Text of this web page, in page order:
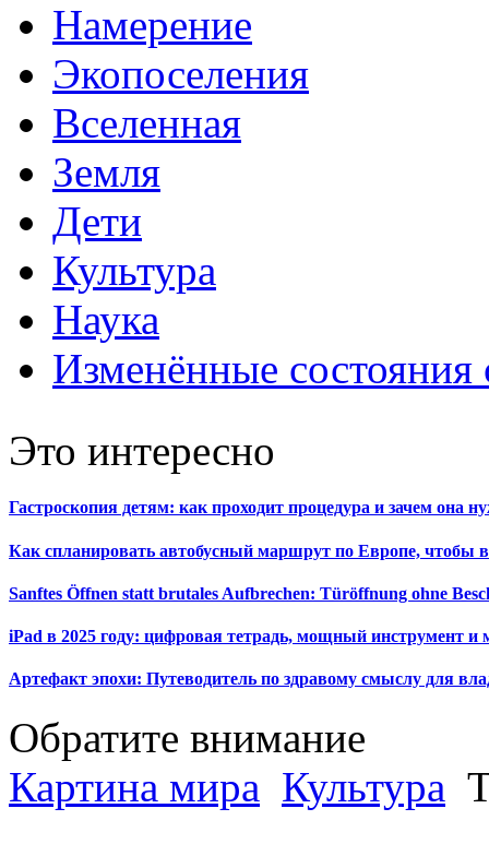
Намерение
Экопоселения
Вселенная
Земля
Дети
Культура
Наука
Изменённые состояния
Это интересно
Гастроскопия детям: как проходит процедура и зачем она
Как спланировать автобусный маршрут по Европе, чтобы
Sanftes Öffnen statt brutales Aufbrechen: Türöffnung ohne
iPad в 2025 году: цифровая тетрадь, мощный инструмент и
Артефакт эпохи: Путеводитель по здравому смыслу для
Обратите внимание
Картина мира Культура